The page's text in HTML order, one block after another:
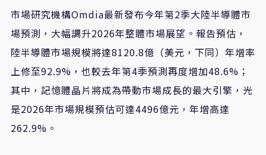
市場研究機構Omdia最新發布今年第2季大陸半導體市
場預測，大幅調升2026年整體市場展望。報告預估，
陸半導體市場規模將達8120.8億（美元，下同）年增率
上修至92.9%，也較去年第4季預測再度增加48.6%；
其中，記憶體晶片將成為帶動市場成長的最大引擎，光
是2026年市場規模預估可達4496億元，年增高達
262.9%。